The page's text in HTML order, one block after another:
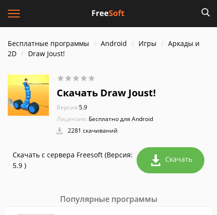
Бесплатные программы Android Игры
Аркады и
2D
Draw Joust!
Скачать Draw Joust!
Версия:5.9
Лицензия: Бесплатно для Android
2281 скачиваний
Скачать с сервера Freesoft (Версия:
5.9 )
Скачать
Популярные программы